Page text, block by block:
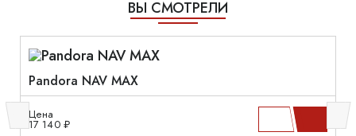
ВЫ СМОТРЕЛИ
Pandora NAV MAX
Цена
17 140 ₽